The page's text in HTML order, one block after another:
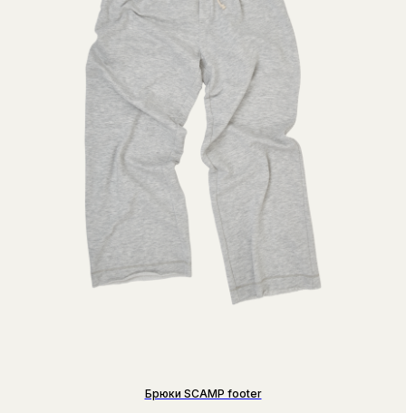
Брюки SCAMP footer